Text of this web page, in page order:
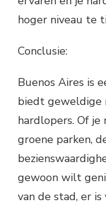
hoger niveau te
Conclusie:
Buenos Aires is
biedt geweldige
hardlopers. Of
groene parken,
gewoon wilt
van de stad, er